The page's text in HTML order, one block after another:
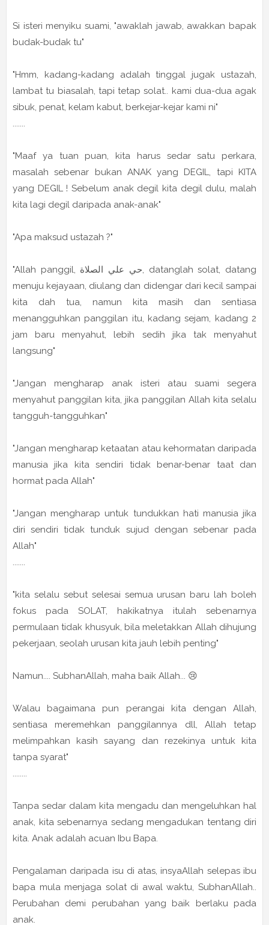
Si isteri menyiku suami, "awaklah jawab, awakkan bapak
budak-budak tu"
"Hmm, kadang-kadang adalah tinggal jugak ustazah,
lambat tu biasalah, tapi tetap solat.. kami dua-dua agak
sibuk, penat, kelam kabut, berkejar-kejar kami ni"
.......
"Maaf ya tuan puan, kita harus sedar satu perkara,
masalah sebenar bukan ANAK yang DEGIL, tapi KITA
yang DEGIL ! Sebelum anak degil kita degil dulu, malah
kita lagi degil daripada anak-anak"
"Apa maksud ustazah ?"
"Allah panggil, حي علي الصلاة, datanglah solat, datang
menuju kejayaan, diulang dan didengar dari kecil sampai
kita dah tua, namun kita masih dan sentiasa
menangguhkan panggilan itu, kadang sejam, kadang 2
jam baru menyahut, lebih sedih jika tak menyahut
langsung"
"Jangan mengharap anak isteri atau suami segera
menyahut panggilan kita, jika panggilan Allah kita selalu
tangguh-tangguhkan"
"Jangan mengharap ketaatan atau kehormatan daripada
manusia jika kita sendiri tidak benar-benar taat dan
hormat pada Allah"
"Jangan mengharap untuk tundukkan hati manusia jika
diri sendiri tidak tunduk sujud dengan sebenar pada
Allah"
.......
"kita selalu sebut selesai semua urusan baru lah boleh
fokus pada SOLAT, hakikatnya itulah sebenarnya
permulaan tidak khusyuk, bila meletakkan Allah dihujung
pekerjaan, seolah urusan kita jauh lebih penting"
Namun.... SubhanAllah, maha baik Allah... 😢
Walau bagaimana pun perangai kita dengan Allah,
sentiasa meremehkan panggilannya dll, Allah tetap
melimpahkan kasih sayang dan rezekinya untuk kita
tanpa syarat"
........
Tanpa sedar dalam kita mengadu dan mengeluhkan hal
anak, kita sebenarnya sedang mengadukan tentang diri
kita. Anak adalah acuan Ibu Bapa.
Pengalaman daripada isu di atas, insyaAllah selepas ibu
bapa mula menjaga solat di awal waktu, SubhanAllah..
Perubahan demi perubahan yang baik berlaku pada
anak.